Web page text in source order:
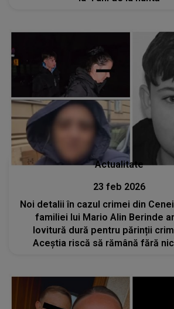
Actualitate
23 feb 2026
Noi detalii în cazul crimei din
familiei lui Mario Alin Berinde
lovitură dură pentru părinții
Aceștia riscă să rămână fără